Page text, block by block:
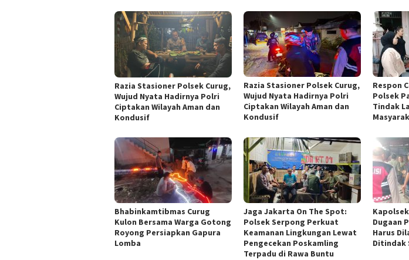
Razia Stasioner Polsek Curug,
Wujud Nyata Hadirnya Polri
Ciptakan Wilayah Aman dan
Kondusif
Razia Stasioner Polsek Curug,
Wujud Nyata Hadirnya Polri
Ciptakan Wilayah Aman dan
Kondusif
Respon
Polsek
Tindak
Bhabinkamtibmas Curug
Kulon Bersama Warga Gotong
Royong Persiapkan Gapura
Lomba
Jaga Jakarta On The Spot:
Polsek Serpong Perkuat
Keamanan Lingkungan Lewat
Pengecekan Poskamling
Terpadu di Rawa Buntu
Dugaan
Harus
Ditindak